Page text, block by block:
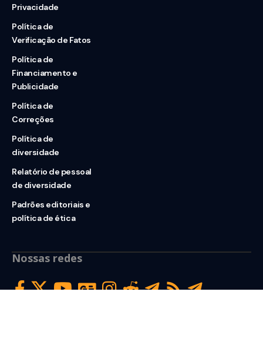
Privacidade
Política de
Verificação de Fatos
Política de
Financiamento e
Publicidade
Política de
Correções
Política de
diversidade
Relatório de pessoal
de diversidade
Padrões editoriais e
política de ética
Nossas redes